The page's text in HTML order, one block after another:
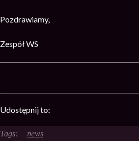
Pozdrawiamy,
Zespół WS
Udostępnij to:
news